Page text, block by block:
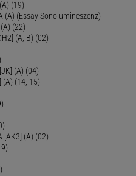
(19)
(A) (Essay Sonolumineszenz)
(22)
(A, B) (02)
(A) (04)
(A) (14, 15)
[AK3] (A) (02)